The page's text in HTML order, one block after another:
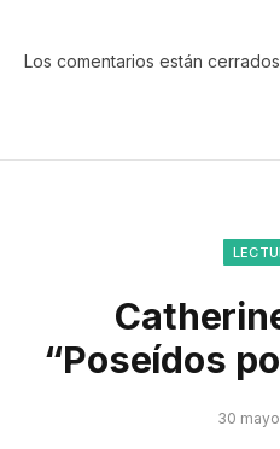
Los comentarios están cerrados
“Poseídos
30